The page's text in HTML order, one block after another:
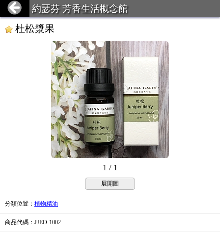
約瑟芬 芳香生活概念館
杜松漿果
1 / 1
展開圖
分類位置 ： 植物精油
商品代碼 ：JJEO-1002